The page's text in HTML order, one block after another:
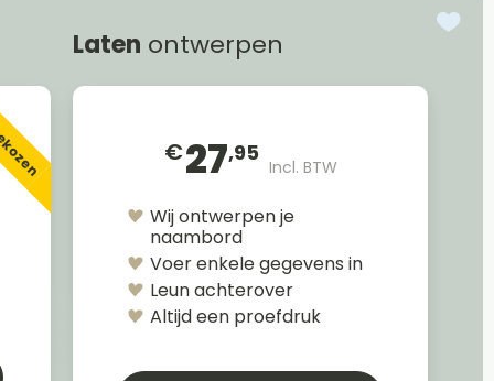
Laten ontwerpen
€27,95
Incl. BTW
Wij ontwerpen je
naambord
Voer enkele gegevens in
Leun achterover
Altijd een proefdruk